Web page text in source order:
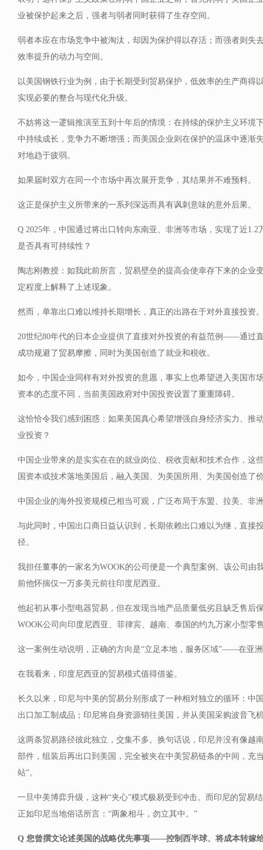
业被保护起来之后，强者与弱者同时获得了生存空间。
弱者本应在市场竞争中被淘汰，却因为保护得以存活；而强者则失
效率提升的动力与空间。
以美国钢铁行业为例，由于长期受到贸易保护，低效率的生产商得
实现必要的整合与现代化升级。
不妨将这一逻辑推演至五到十年后的情境：在持续的保护主义环境
中持续成长，竞争力不断增强；而美国企业则在保护的温床中逐渐
对地趋于疲弱。
如果届时双方在同一个市场中再次展开竞争，其结果并不难预料。
这正是保护主义所带来的一系列深远而具有讽刺意味的意外后果。
Q 2025年，中国通过将出口转向东南亚、非洲等市场，实现了近
是否具有可持续性？
陶志刚教授：如我此前所言，贸易壁垒的提高会使幸存下来的企业
定程度上解释了上述现象。
然而，单靠出口难以维持长期增长，真正的出路在于对外直接投资
20世纪80年代的日本企业提供了直接对外投资的有益范例——通过
成功规避了贸易摩擦，同时为美国创造了就业和税收。
如今，中国企业同样有对外投资的意愿，事实上也希望进入美国市
资本的态度不同，当前美国政府对中国投资设置了重重障碍。
这恰恰令我们感到困惑：如果美国真心希望增强自身经济实力、推
业投资？
中国企业带来的是实实在在的就业岗位、税收贡献和技术合作，这
国资本或技术落地美国后，融入美国、为美国所用、为美国创造了
中国企业的海外投资规模已相当可观，广泛布局于东盟、拉美、非
与此同时，中国出口商日益认识到，长期依赖出口难以为继，直接
径。
我担任董事的一家名为WOOK的公司便是一个典型案例。该公司由
前他怀揣仅一万多美元前往印度尼西亚。
他起初从事小型电器贸易，但在发现当地产品质量低劣且缺乏售后
WOOK公司向印度尼西亚、菲律宾、越南、泰国的约九万家小型零
这一案例生动说明，正确的方向是“立足本地，服务区域”——在亚
在我看来，印度尼西亚的贸易模式值得借鉴。
长久以来，印尼与中美的贸易分别形成了一种相对独立的循环：中
出口加工制成品；印尼将自身资源销往美国，并从美国采购波音飞
这两条贸易路径彼此独立，交集不多。换句话说，印尼并没有像越
部件，组装后再出口到美国，完全被夹在中美贸易链条的中间，充
站”。
一旦中美博弈升级，这种“夹心”模式极易受到冲击。而印尼的贸易
正如印尼当地俗话所言：“两象相斗，勿立其中。”
Q 您曾撰文论述美国的战略优先事项——控制西半球、将成本转嫁